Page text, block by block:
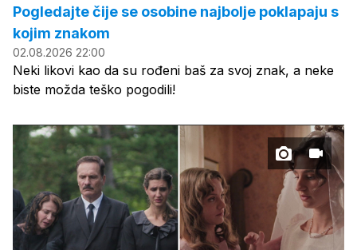
Pogledajte čije se osobine najbolje poklapaju s
kojim znakom
02.08.2026 22:00
Neki likovi kao da su rođeni baš za svoj znak, a neke
biste možda teško pogodili!